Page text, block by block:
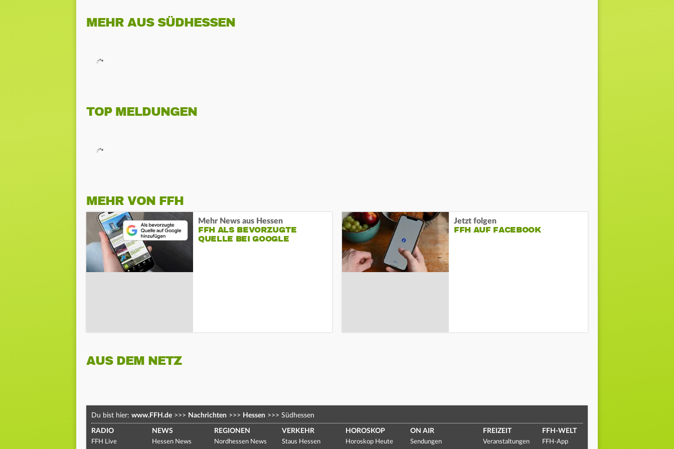
MEHR AUS SÜDHESSEN
TOP MELDUNGEN
MEHR VON FFH
Mehr News aus Hessen
FFH ALS BEVORZUGTE
QUELLE BEI GOOGLE
Jetzt folgen
FFH AUF FACEBOOK
AUS DEM NETZ
Du bist hier: www.FFH.de >>> Nachrichten >>> Hessen >>> Südhessen
RADIO
FFH Live
NEWS
Hessen News
REGIONEN
Nordhessen News
VERKEHR
Staus Hessen
HOROSKOP
Horoskop Heute
ON AIR
Sendungen
FREIZEIT
Veranstaltungen
FFH-WELT
FFH-App